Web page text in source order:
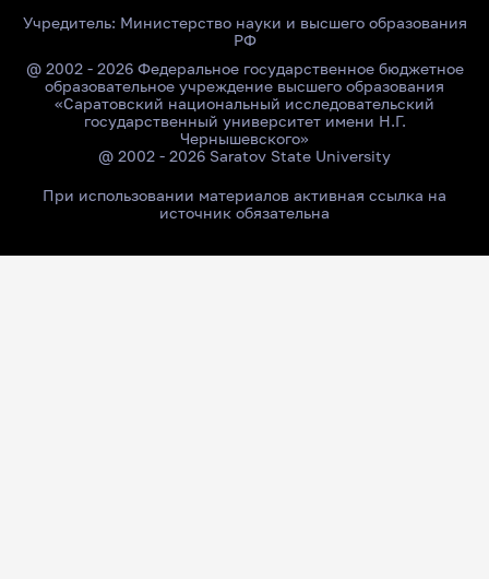
Учредитель: Министерство науки и высшего образования
РФ
@ 2002 - 2026 Федеральное государственное бюджетное
образовательное учреждение высшего образования
«Саратовский национальный исследовательский
государственный университет имени Н.Г.
Чернышевского»
@ 2002 - 2026 Saratov State University
При использовании материалов активная ссылка на
источник обязательна